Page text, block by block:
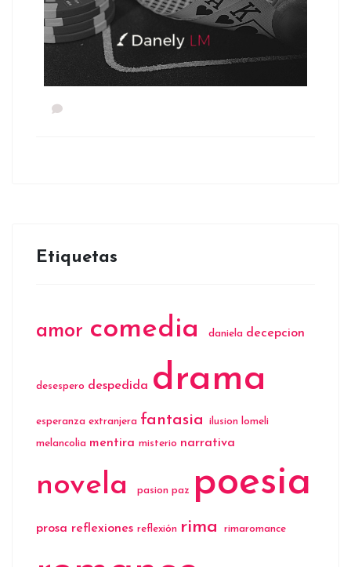
Etiquetas
amor comedia daniela decepcion
desespero despedida drama
esperanza extranjera fantasia ilusion lomeli
melancolia mentira misterio narrativa
novela pasion paz poesia
prosa reflexiones reflexión rima rimaromance